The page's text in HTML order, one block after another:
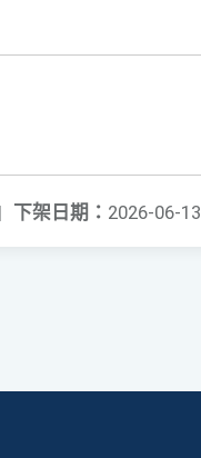
下架日期： 2026-06-13
|